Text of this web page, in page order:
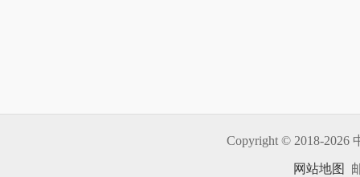
Copyright © 2018-2026
网站地图